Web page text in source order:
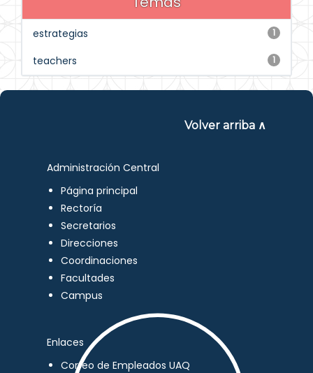
1
estrategias
1
teachers
Volver arriba ∧
Administración Central
Página principal
Rectoría
Secretarios
Direcciones
Coordinaciones
Facultades
Campus
Enlaces
Correo de Empleados UAQ